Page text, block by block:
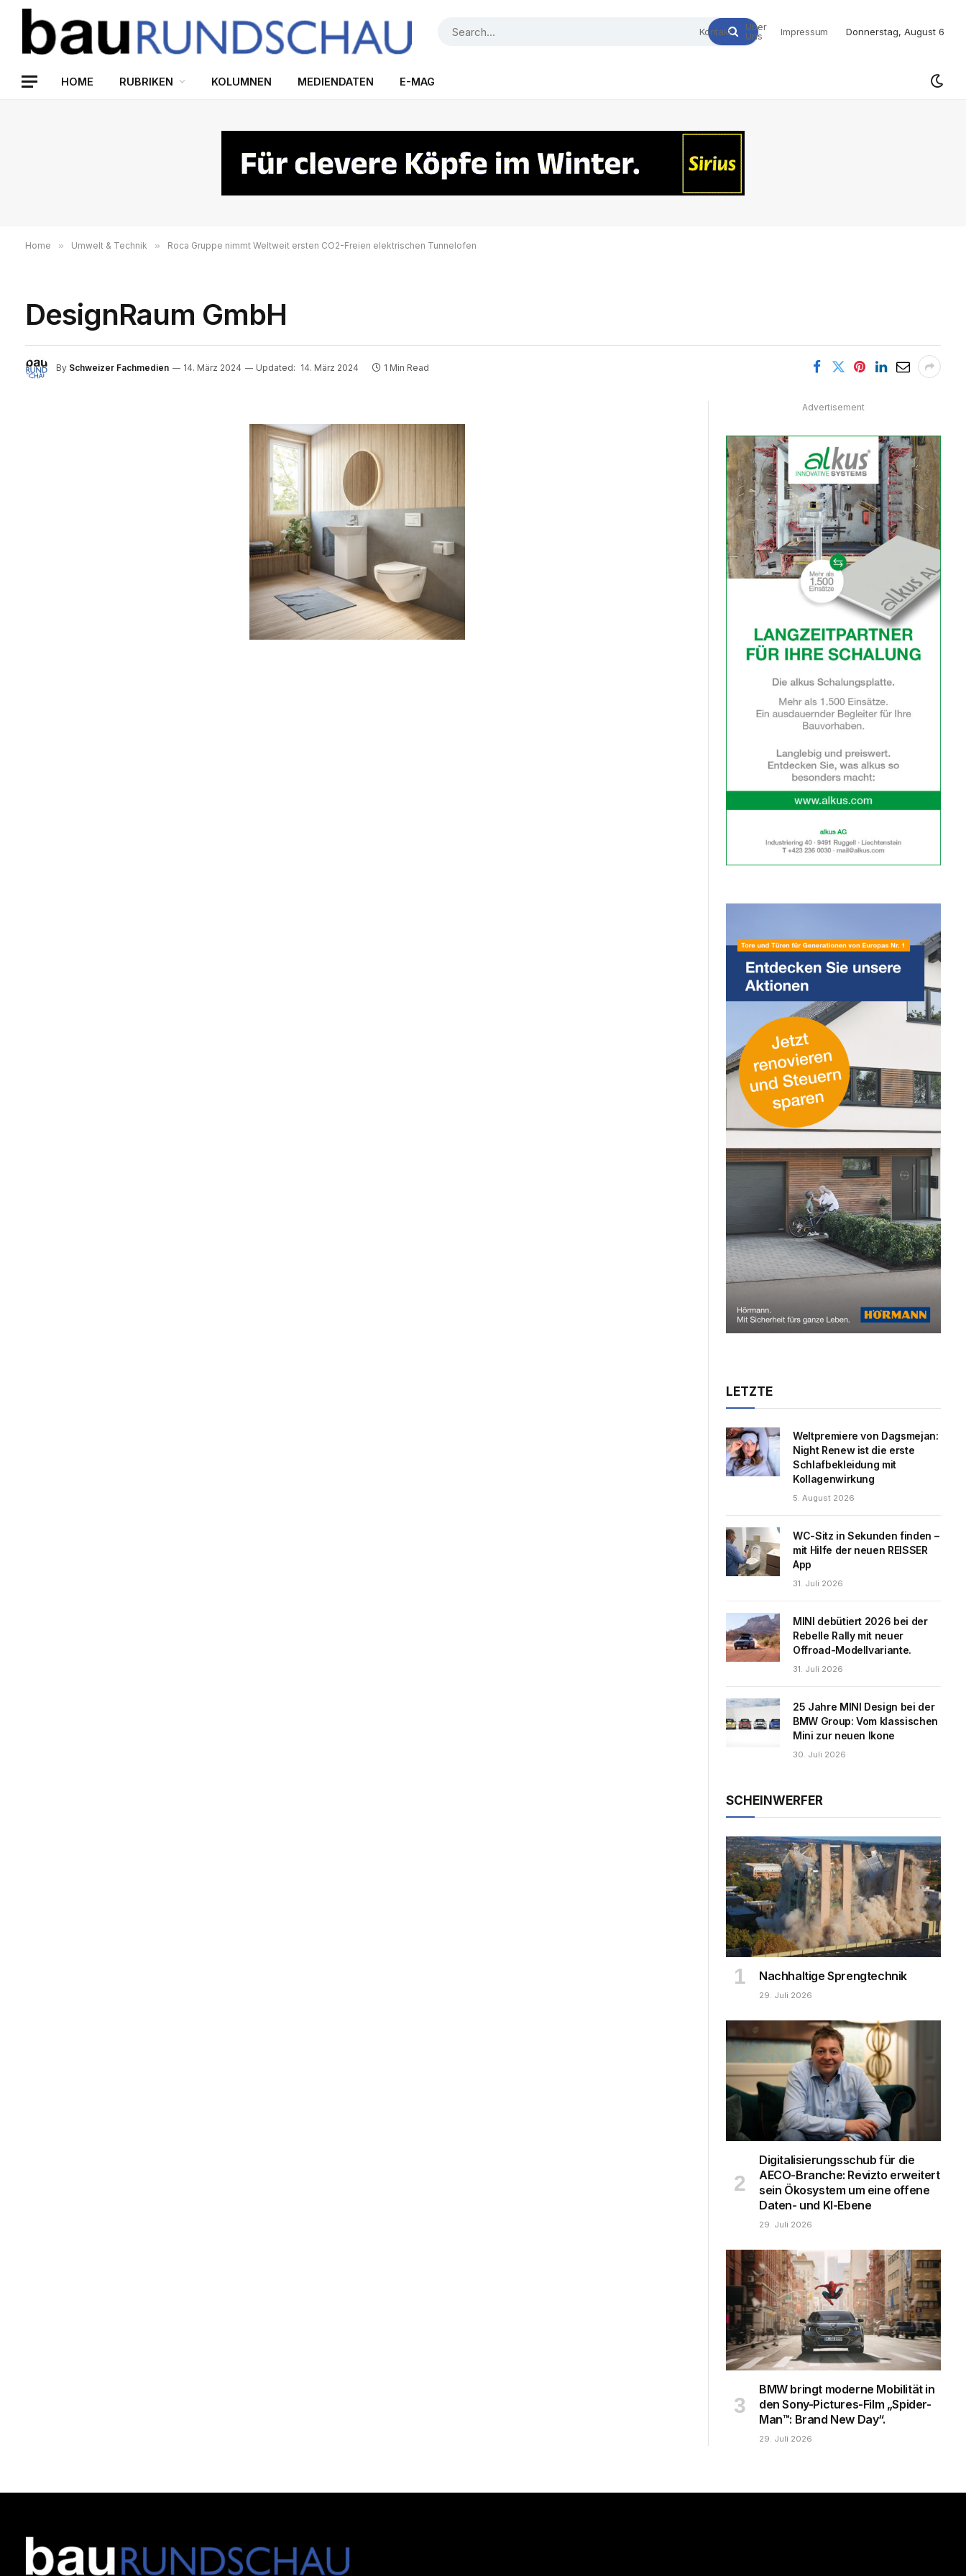
Kontakt
Über
Uns
Impressum Donnerstag, August 6
HOME RUBRIKEN KOLUMNEN MEDIENDATEN E-MAG
Home » Umwelt & Technik » Roca Gruppe nimmt Weltweit ersten CO2-Freien elektrischen Tunnelofen
DesignRaum GmbH
By Schweizer Fachmedien 14. März 2024 Updated: 14. März 2024 1 Min Read
Advertisement
LETZTE
Weltpremiere von Dagsmejan:
Night Renew ist die erste
Schlafbekleidung mit
Kollagenwirkung
5. August 2026
WC-Sitz in Sekunden finden –
mit Hilfe der neuen REISSER
App
31. Juli 2026
MINI debütiert 2026 bei der
Rebelle Rally mit neuer
Offroad-Modellvariante.
31. Juli 2026
25 Jahre MINI Design bei der
BMW Group: Vom klassischen
Mini zur neuen Ikone
30. Juli 2026
SCHEINWERFER
Nachhaltige Sprengtechnik
29. Juli 2026
Digitalisierungsschub für die
AECO-Branche: Revizto erweitert
sein Ökosystem um eine offene
Daten- und KI-Ebene
29. Juli 2026
BMW bringt moderne Mobilität in
den Sony-Pictures-Film „Spider-
Man™: Brand New Day“.
29. Juli 2026